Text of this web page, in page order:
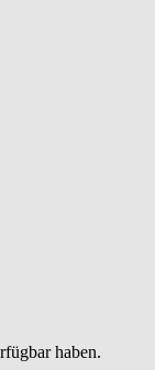
haben.